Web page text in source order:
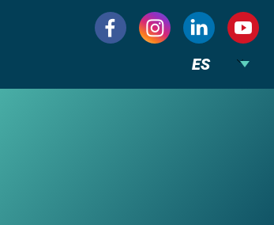
ES